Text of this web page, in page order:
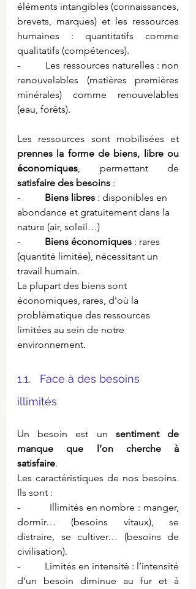
éléments intangibles (connaissances,
brevets, marques) et les ressources
humaines : quantitatifs comme
qualitatifs (compétences).
-          Les ressources naturelles : non
renouvelables (matières premières
minérales) comme renouvelables
(eau, forêts).
prennes la forme de biens, libre ou
économiques
satisfaire des besoins :
- Biens libres : disponibles en
abondance et gratuitement dans la
nature (air, soleil…)
- Biens économiques : rares
(quantité limitée), nécessitant un
travail humain.
La plupart des biens sont
économiques, rares, d’où la
problématique des ressources
limitées au sein de notre
environnement.
1.1.   Face à des besoins
illimités
Un besoin est un sentiment de
manque que l’on cherche à
satisfaire.
Les caractéristiques de nos besoins.
Ils sont :
-          Illimités en nombre : manger,
dormir… (besoins vitaux), se
distraire, se cultiver… (besoins de
civilisation).
-          Limités en intensité : l’intensité
d’un besoin diminue au fur et à